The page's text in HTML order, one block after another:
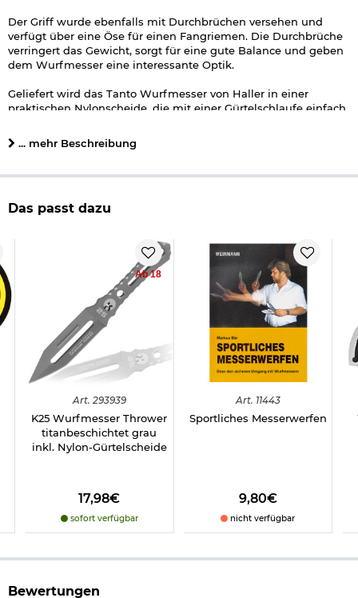
Der Griff wurde ebenfalls mit Durchbrüchen versehen und
verfügt über eine Öse für einen Fangriemen. Die Durchbrüche
verringert das Gewicht, sorgt für eine gute Balance und geben
dem Wurfmesser eine interessante Optik.
Geliefert wird das Tanto Wurfmesser von Haller in einer
praktischen Nylonscheide, die mit einer Gürtelschlaufe einfach
Lieferumfang:
Haller Wurfmesser Tantoklinge schwarz
Details zu Haller Wurfmesser Tanto:
Grifflänge: ca. 10 cm
Gesamtlänge: ca. 24 cm
Gewicht: ca. 125 g
Material Klinge: rostfreier, 420 Stahl
Farbe: schwarz
Marke: Haller
Bestimmte Messer dürfen nicht überall geführt werden,
deshalb beachten Sie bitte folgenden
Wichtige waffenrechtliche Informationen: Artikel frei ab 18
Jahren - Dieser Artikel kann nur versendet werden, wenn Sie
Infos anklicken.)
Herstellerinformationen
... mehr Beschreibung
Das passt dazu
Ab 18
Art. 293939
K25 Wurfmesser Thrower
titanbeschichtet grau
inkl. Nylon-Gürtelscheide
17,98€
sofort verfügbar
Art. 11443
Sportliches Messerwerfen
9,80€
nicht verfügbar
Bewertungen